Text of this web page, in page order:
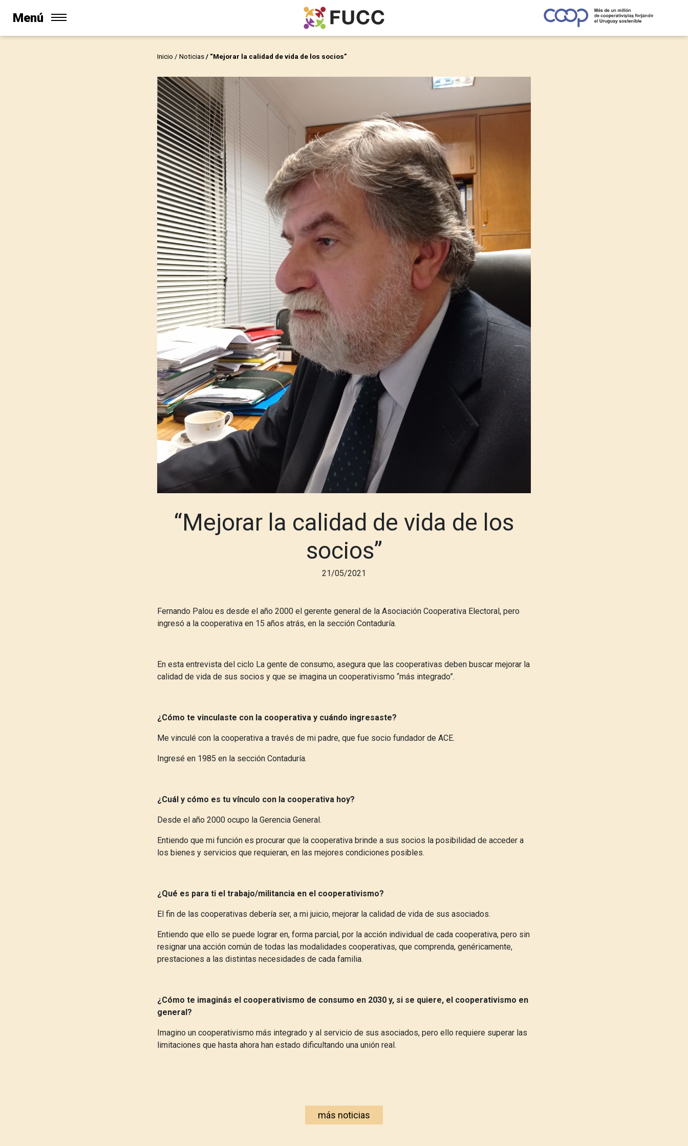
Menú
Inicio / Noticias/ “Mejorar la calidad de vida de los socios”
“Mejorar la calidad de vida de los
socios”
21/05/2021
Fernando Palou es desde el año 2000 el gerente general de la Asociación Cooperativa Electoral, pero
ingresó a la cooperativa en 15 años atrás, en la sección Contaduría.
En esta entrevista del ciclo La gente de consumo, asegura que las cooperativas deben buscar mejorar la
calidad de vida de sus socios y que se imagina un cooperativismo “más integrado”.
¿Cómo te vinculaste con la cooperativa y cuándo ingresaste?
Me vinculé con la cooperativa a través de mi padre, que fue socio fundador de ACE.
Ingresé en 1985 en la sección Contaduría.
¿Cuál y cómo es tu vínculo con la cooperativa hoy?
Desde el año 2000 ocupo la Gerencia General.
Entiendo que mi función es procurar que la cooperativa brinde a sus socios la posibilidad de acceder a
los bienes y servicios que requieran, en las mejores condiciones posibles.
¿Qué es para ti el trabajo/militancia en el cooperativismo?
El fin de las cooperativas debería ser, a mi juicio, mejorar la calidad de vida de sus asociados.
Entiendo que ello se puede lograr en, forma parcial, por la acción individual de cada cooperativa, pero sin
resignar una acción común de todas las modalidades cooperativas, que comprenda, genéricamente,
prestaciones a las distintas necesidades de cada familia.
¿Cómo te imaginás el cooperativismo de consumo en 2030 y, si se quiere, el cooperativismo en
general?
Imagino un cooperativismo más integrado y al servicio de sus asociados, pero ello requiere superar las
limitaciones que hasta ahora han estado dificultando una unión real.
más noticias